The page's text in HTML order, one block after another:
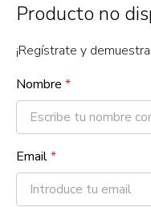
Producto no
¡Regístrate y
Nombre *
Email*